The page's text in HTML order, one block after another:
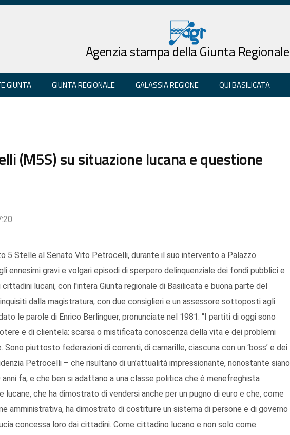
Agenzia stampa della Giunta Regionale
GIUNTA GIUNTA REGIONALE GALASSIA REGIONE QUI BASILICATA
(M5S) su situazione lucana e questione
5 Stelle al Senato Vito Petrocelli, durante il suo intervento a Palazzo
ennesimi gravi e volgari episodi di sperpero delinquenziale dei fondi pubblici e
lucani, con l'intera Giunta regionale di Basilicata e buona parte del
dalla magistratura, con due consiglieri e un assessore sottoposti agli
le parole di Enrico Berlinguer, pronunciate nel 1981: “I partiti di oggi sono
e di clientela: scarsa o mistificata conoscenza della vita e dei problemi
piuttosto federazioni di correnti, di camarille, ciascuna con un ‘boss’ e dei
Petrocelli – che risultano di un’attualità impressionante, nonostante siano
fa, e che ben si adattano a una classe politica che è menefreghista
lucane, che ha dimostrato di vendersi anche per un pugno di euro e che, come
amministrativa, ha dimostrato di costituire un sistema di persone e di governo
concessa loro dai cittadini. Come cittadino lucano e non solo come